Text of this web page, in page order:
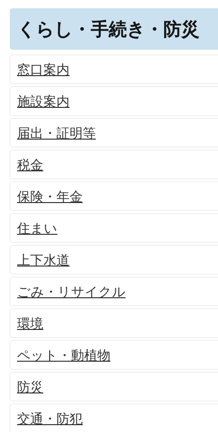
くらし・手続き・防災
窓口案内
施設案内
届出・証明等
税金
保険・年金
住まい
上下水道
ごみ・リサイクル
環境
ペット・動植物
防災
交通・防犯